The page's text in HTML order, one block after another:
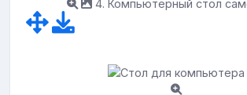
4. Компьютерный стол